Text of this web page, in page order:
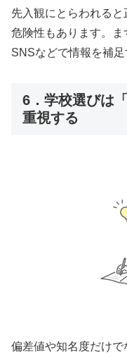
先入観にとらわれる
危険性もあります。ま
SNSなどで情報を補足
6．学校選びは
重視する
偏差値や知名度だけ